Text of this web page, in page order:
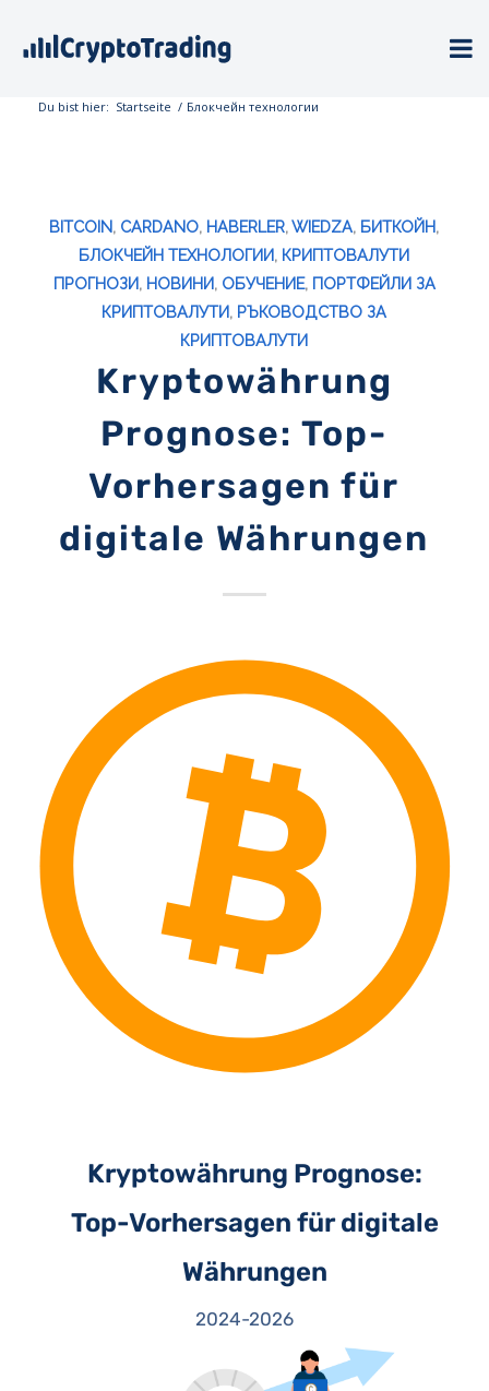
Du bist hier: Startseite / Блокчейн технологии
BITCOIN, CARDANO, HABERLER,WIEDZA, БИТКОЙН,
БЛОКЧЕЙН ТЕХНОЛОГИИ, КРИПТОВАЛУТИ
ПРОГНОЗИ, НОВИНИ, ОБУЧЕНИЕ, ПОРТФЕЙЛИ ЗА
КРИПТОВАЛУТИ, РЪКОВОДСТВО ЗА
КРИПТОВАЛУТИ
Kryptowährung
Prognose: Top-
Vorhersagen für
digitale Währungen
Kryptowährung Prognose:
Top-Vorhersagen für digitale
Währungen
2024-2026